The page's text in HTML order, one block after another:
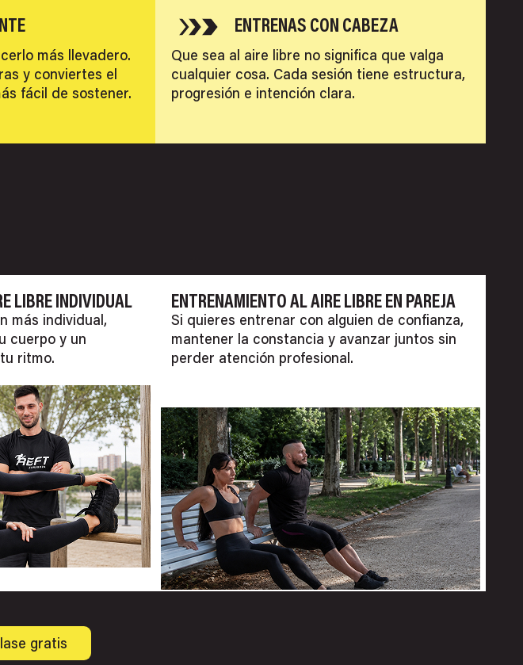
más llevadero.
y conviertes el
fácil de sostener.
ENTRENAS CON CABEZA
Que sea al aire libre no significa que valga
cualquier cosa. Cada sesión tiene estructura,
progresión e intención clara.
LIBRE INDIVIDUAL
más individual,
cuerpo y un
ritmo.
ENTRENAMIENTO AL AIRE LIBRE EN PAREJA
Si quieres entrenar con alguien de confianza,
mantener la constancia y avanzar juntos sin
perder atención profesional.
gratis